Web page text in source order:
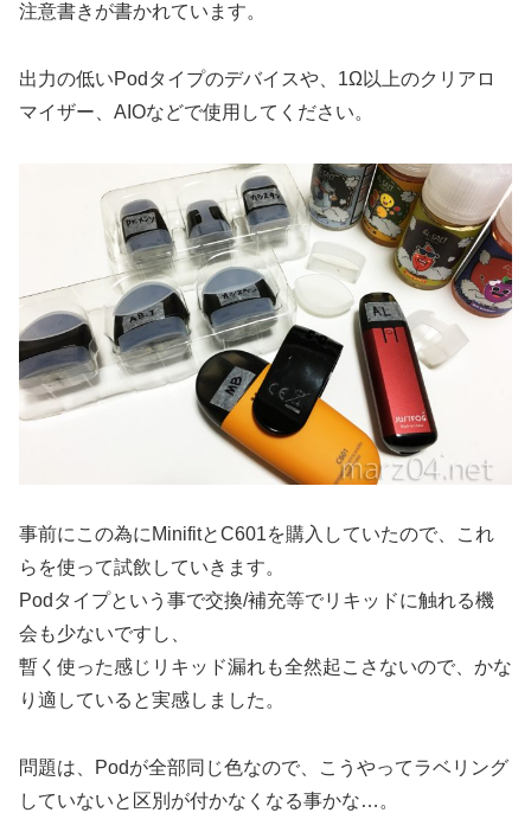
注意書きが書かれています。
出力の低いPodタイプのデバイスや、1Ω以上のクリアロ
マイザー、AIOなどで使用してください。
事前にこの為にMinifitとC601を購入していたので、これ
らを使って試飲していきます。
Podタイプという事で交換/補充等でリキッドに触れる機
会も少ないですし、
暫く使った感じリキッド漏れも全然起こさないので、かな
り適していると実感しました。
問題は、Podが全部同じ色なので、こうやってラベリング
していないと区別が付かなくなる事かな…。